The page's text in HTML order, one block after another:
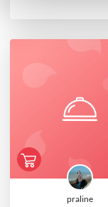
praline